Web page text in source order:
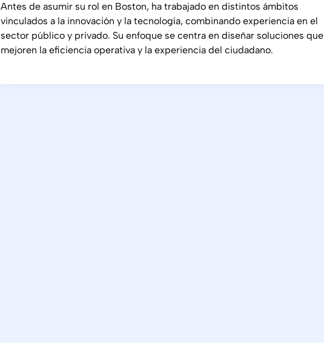
Antes de asumir su rol en Boston, ha trabajado en distintos ámbitos
vinculados a la innovación y la tecnología, combinando experiencia en el
sector público y privado. Su enfoque se centra en diseñar soluciones que
mejoren la eficiencia operativa y la experiencia del ciudadano.